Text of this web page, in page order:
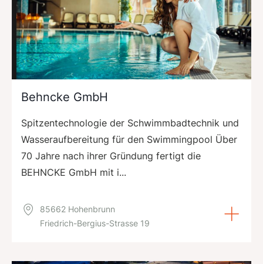
Behncke GmbH
Spitzentechnologie der Schwimmbadtechnik und
Wasseraufbereitung für den Swimmingpool Über
70 Jahre nach ihrer Gründung fertigt die
BEHNCKE GmbH mit i...
85662 Hohenbrunn
Friedrich-Bergius-Strasse 19